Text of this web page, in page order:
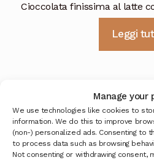
Manage your
We use technologies like cookies to
information. We do this to improve
(non-) personalized ads. Consenting to
to process data such as browsing
Not consenting or withdrawing consent,
Cioccolata finissima al latte
Leggi